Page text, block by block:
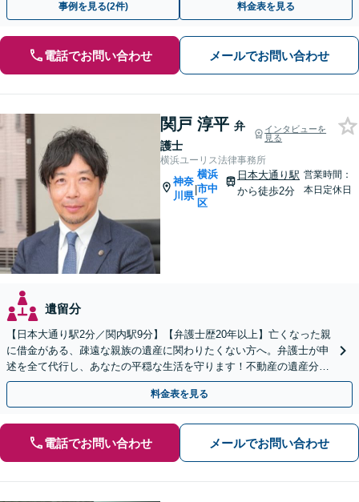
事例を見る(2件) 料金表を見る
電話でお問い合わせ メールでお問い合わせ
関戸 淳平 弁
護士
インタビューを
見る
横浜ユーリス法律事務所
神奈
川県
|
横浜
市中
区
日本大通り駅
から徒歩2分
営業時間：
本日定休日
遺留分
【日本大通り駅2分／関内駅9分】【弁護士歴20年以上】亡くなった親
に借金がある、疎遠な親族の遺産に関わりたくない方へ。弁護士が申
述を全て代行し、あなたの平穏な生活を守ります！不動産の遺産分割
や遺留分問題も実績豊富【夜間や休日相談も対応可能】
料金表を見る
電話でお問い合わせ メールでお問い合わせ